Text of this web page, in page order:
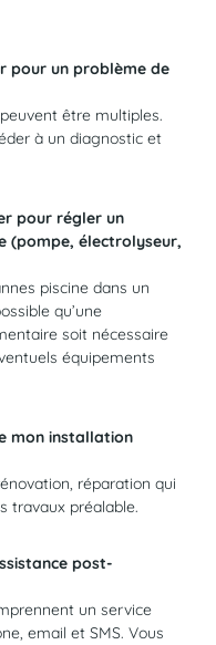
pour un problème de
être multiples.
à un diagnostic et
pour régler un
(pompe, électrolyseur,
piscine dans un
qu’une
soit nécessaire
équipements
mon installation
réparation qui
travaux préalable.
post-
un service
email et SMS. Vous